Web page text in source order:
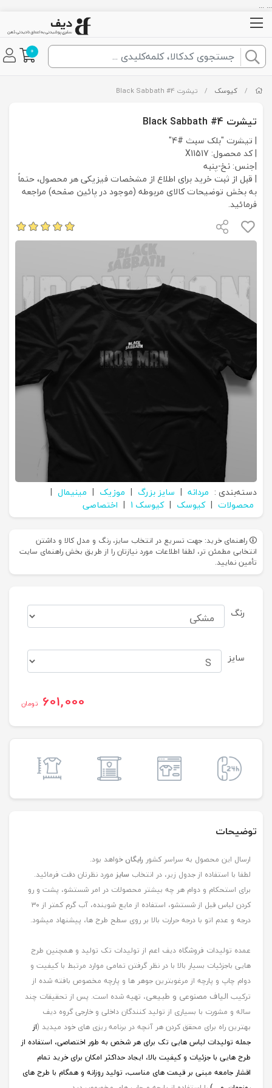
... ...
0
/ کیوسک / تیشرت Black Sabbath #4
تیشرت Black Sabbath #4
| تیشرت "بلک سبث #4"
| کد محصول: X11517
|جنس: نخ-پنبه
| قبل از ثبت خرید برای اطلاع از مشخصات فیزیکی هر محصول، حتماً
به بخش توضیحات کالای مربوطه (موجود در پائین صفحه) مراجعه
فرمائید.
دسته‌بندی : مردانه | سایز بزرگ | موزیک | مینیمال |
محصولات | کیوسک | کیوسک 1 | اختصاصی
راهنمای خرید: جهت تسریع در انتخاب سایز، رنگ و مدل کالا و داشتن
انتخابی مطمئن تر، لطفا اطلاعات مورد نیازتان را از طریق بخش راهنمای سایت
تأمین نمایید.
رنگ
سایز
601,000 تومان
توضیحات
ارسال این محصول به سراسر کشور رایگانخواهد بود.
لطفا با استفاده از جدول زیر، در انتخاب سایز مورد نظرتان دقت فرمائید.
برای استحکام و دوام هر چه بیشتر محصولات در امر شستشو، پشت و رو
کردن لباس قبل از شستشو، استفاده از مایع شوینده، آب گرم کمتر از ۳۰
درجه و عدم اتو با درجه حرارت بالا بر روی سطح طرح ها، پیشنهاد میشود.
عمده تولیدات فروشگاه دیف اعم از تولیدات تک تولید و همچنین طرح
هایی باجزئیات بسیار بالا با در نظر گرفتن تمامی موارد مرتبط با کیفیت و
دوام چاپ و پارچه از مرغوبترین جوهر ها و پارچه مخصوص بافته شده از
ترکیب الیاف مصنوعی و طبیعی، تهیه شده است. پس از تحقیقات چند
ساله و مشورت با بسیاری از تولید کنندگان داخلی و خارجی گروه دیف
بهترین راه برای محقق کردن هر آنچه در برنامه ریزی های خود میدید (از
جمله تولیدات لباس هایی تک برای هر شخص به طور اختصاصی، استفاده از
طرح هایی با جزئیات و کیفیت بالا، ایجاد حداکثر امکان برای خرید تمام
اقشار جامعه مبنی بر قیمت های مناسب، تولید روزانه و همگام با طرح های